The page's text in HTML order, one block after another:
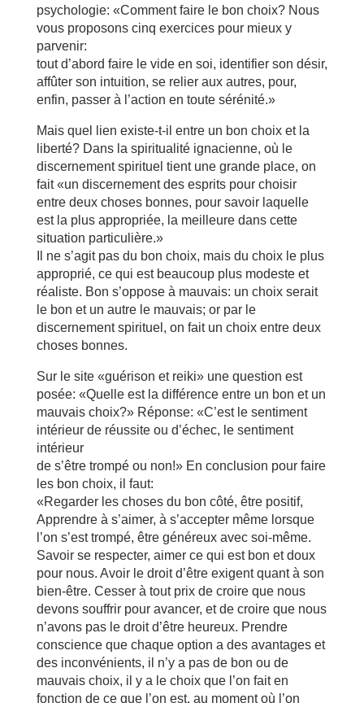
psychologie: «Comment faire le bon choix? Nous
vous proposons cinq exercices pour mieux y
parvenir:
tout d’abord faire le vide en soi, identifier son désir,
affûter son intuition, se relier aux autres, pour,
enfin, passer à l’action en toute sérénité.»
Mais quel lien existe-t-il entre un bon choix et la
liberté? Dans la spiritualité ignacienne, où le
discernement spirituel tient une grande place, on
fait «un discernement des esprits pour choisir
entre deux choses bonnes, pour savoir laquelle
est la plus appropriée, la meilleure dans cette
situation particulière.»
Il ne s’agit pas du bon choix, mais du choix le plus
approprié, ce qui est beaucoup plus modeste et
réaliste. Bon s’oppose à mauvais: un choix serait
le bon et un autre le mauvais; or par le
discernement spirituel, on fait un choix entre deux
choses bonnes.
Sur le site «guérison et reiki» une question est
posée: «Quelle est la différence entre un bon et un
mauvais choix?» Réponse: «C’est le sentiment
intérieur de réussite ou d’échec, le sentiment
intérieur
de s’être trompé ou non!» En conclusion pour faire
les bon choix, il faut:
«Regarder les choses du bon côté, être positif,
Apprendre à s’aimer, à s’accepter même lorsque
l’on s’est trompé, être généreux avec soi-même.
Savoir se respecter, aimer ce qui est bon et doux
pour nous. Avoir le droit d’être exigent quant à son
bien-être. Cesser à tout prix de croire que nous
devons souffrir pour avancer, et de croire que nous
n’avons pas le droit d’être heureux. Prendre
conscience que chaque option a des avantages et
des inconvénients, il n’y a pas de bon ou de
mauvais choix, il y a le choix que l’on fait en
fonction de ce que l’on est, au moment où l’on